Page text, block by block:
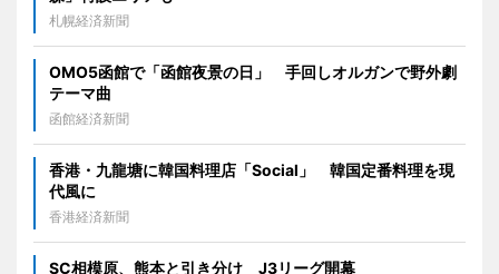
札幌経済新聞
OMO5函館で「函館夜景の日」 手回しオルガンで野外劇
テーマ曲
函館経済新聞
香港・九龍塘に韓国料理店「Social」 韓国定番料理を現
代風に
香港経済新聞
SC相模原、熊本と引き分け J3リーグ開幕